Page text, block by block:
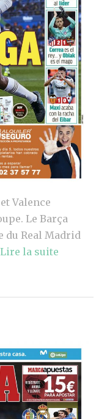
Valence
Le Barça
du Real Madrid
Lire la suite